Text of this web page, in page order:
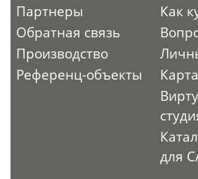
Партнеры
Обратная связь
Производство
Референц-объекты
Как
для